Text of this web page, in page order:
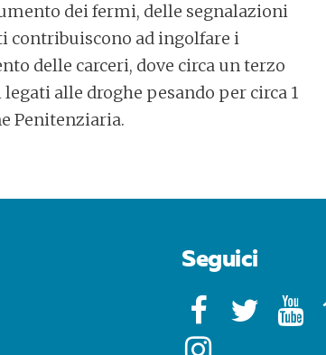
dei fermi, delle segnalazioni
contribuiscono ad ingolfare i
delle carceri, dove circa un terzo
alle droghe pesando per circa 1
Penitenziaria.
Seguici